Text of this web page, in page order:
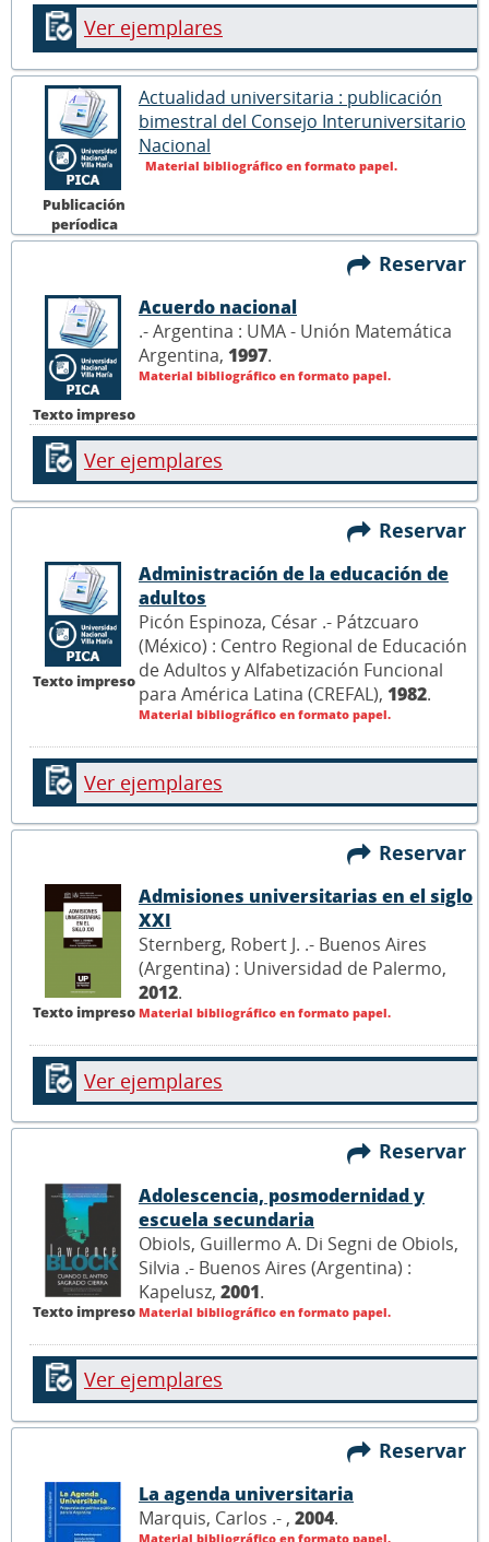
Ver ejemplares
Publicación
períodica
Actualidad universitaria : publicación
bimestral del Consejo Interuniversitario
Nacional
Material bibliográfico en formato papel.
Reservar
Texto impreso
Acuerdo nacional
.- Argentina : UMA - Unión Matemática
Argentina, 1997.
Material bibliográfico en formato papel.
Ver ejemplares
Reservar
Texto impreso
Administración de la educación de
adultos
Picón Espinoza, César .- Pátzcuaro
(México) : Centro Regional de Educación
de Adultos y Alfabetización Funcional
para América Latina (CREFAL), 1982.
Material bibliográfico en formato papel.
Ver ejemplares
Reservar
Texto impreso
Admisiones universitarias en el siglo
XXI
Sternberg, Robert J. .- Buenos Aires
(Argentina) : Universidad de Palermo,
2012.
Material bibliográfico en formato papel.
Ver ejemplares
Reservar
Texto impreso
Adolescencia, posmodernidad y
escuela secundaria
Obiols, Guillermo A. Di Segni de Obiols,
Silvia .- Buenos Aires (Argentina) :
Kapelusz, 2001.
Material bibliográfico en formato papel.
Ver ejemplares
Reservar
La agenda universitaria
Marquis, Carlos .- , 2004.
Material bibliográfico en formato papel.